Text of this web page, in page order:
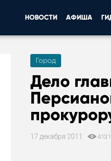
НОВОСТИ АФИША
Город
Дело
17 декабря 2011 4131